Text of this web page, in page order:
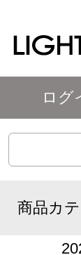
ログ
商品カ